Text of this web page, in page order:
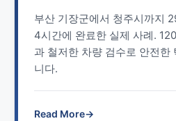
부산 기장군에서 청주시까지
4시간에 완료한 실제 사례.
과 철저한 차량 검수로 안전한
니다.
Read More→